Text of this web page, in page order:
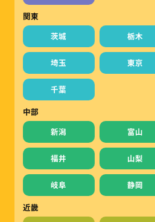
関東
茨城
栃木
埼玉 東京
千葉
中部
新潟
富山
福井 山梨
岐阜 静岡
近畿